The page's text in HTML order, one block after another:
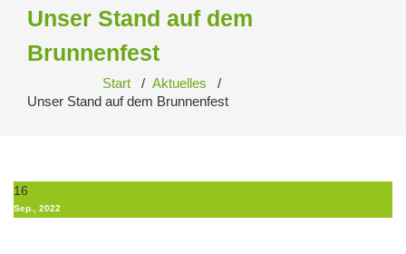
Unser Stand auf dem
Brunnenfest
Start / Aktuelles /
Unser Stand auf dem Brunnenfest
16
Sep., 2022